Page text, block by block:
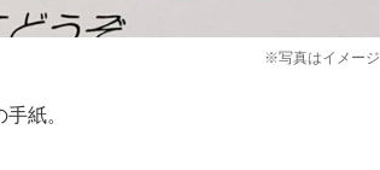
※写真はイメージ
紙。